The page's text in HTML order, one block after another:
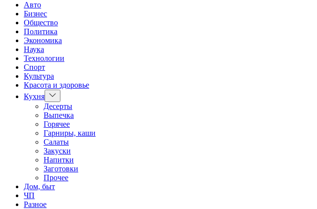
Авто
Бизнес
Общество
Политика
Экономика
Наука
Технологии
Спорт
Культура
Красота и здоровье
Кухня Показать
подменю
Десерты
Выпечка
Горячее
Гарниры, каши
Салаты
Закуски
Напитки
Заготовки
Прочее
Дом, быт
ЧП
Разное